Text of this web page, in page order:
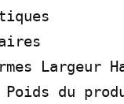
Largeur
Poids du